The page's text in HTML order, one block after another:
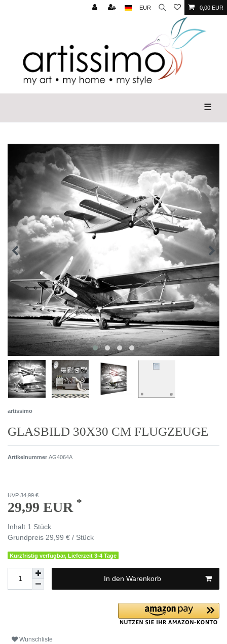
EUR 0,00 EUR
☰
artissimo
GLASBILD 30X30 CM FLUGZEUGE
Artikelnummer AG4064A
UVP 34,99 €
29,99 EUR *
Inhalt 1 Stück
Grundpreis 29,99 € / Stück
Kurzfristig verfügbar, Lieferzeit 3-4 Tage
In den Warenkorb
Wunschliste